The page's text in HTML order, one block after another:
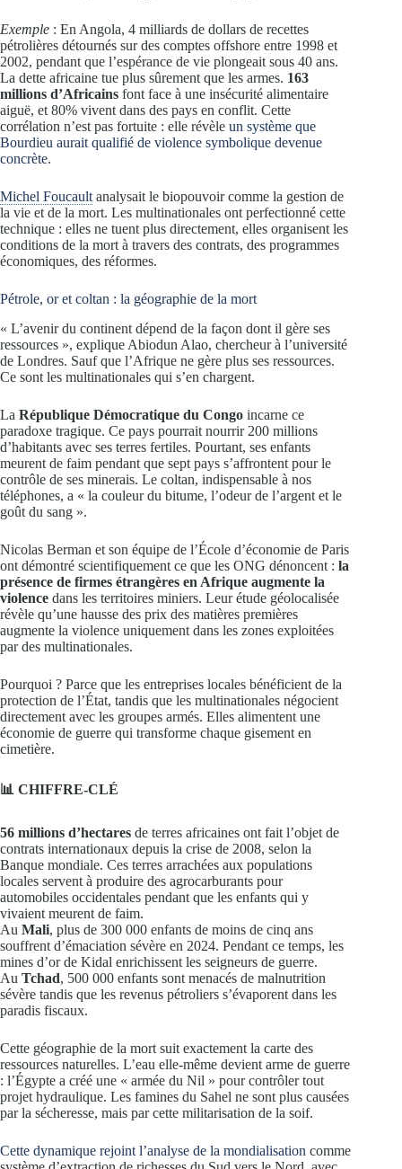
Exemple : En Angola, 4 milliards de dollars de recettes
pétrolières détournés sur des comptes offshore entre 1998 et
2002, pendant que l’espérance de vie plongeait sous 40 ans.
La dette africaine tue plus sûrement que les armes. 163
millions d’Africains font face à une insécurité alimentaire
aiguë, et 80% vivent dans des pays en conflit. Cette
corrélation n’est pas fortuite : elle révèle un système que
Bourdieu aurait qualifié de violence symbolique devenue
concrète.
Michel Foucault analysait le biopouvoir comme la gestion de
la vie et de la mort. Les multinationales ont perfectionné cette
technique : elles ne tuent plus directement, elles organisent les
conditions de la mort à travers des contrats, des programmes
économiques, des réformes.
Pétrole, or et coltan : la géographie de la mort
« L’avenir du continent dépend de la façon dont il gère ses
ressources », explique Abiodun Alao, chercheur à l’université
de Londres. Sauf que l’Afrique ne gère plus ses ressources.
Ce sont les multinationales qui s’en chargent.
La République Démocratique du Congo incarne ce
paradoxe tragique. Ce pays pourrait nourrir 200 millions
d’habitants avec ses terres fertiles. Pourtant, ses enfants
meurent de faim pendant que sept pays s’affrontent pour le
contrôle de ses minerais. Le coltan, indispensable à nos
téléphones, a « la couleur du bitume, l’odeur de l’argent et le
goût du sang ».
Nicolas Berman et son équipe de l’École d’économie de Paris
ont démontré scientifiquement ce que les ONG dénoncent : la
présence de firmes étrangères en Afrique augmente la
violence dans les territoires miniers. Leur étude géolocalisée
révèle qu’une hausse des prix des matières premières
augmente la violence uniquement dans les zones exploitées
par des multinationales.
Pourquoi ? Parce que les entreprises locales bénéficient de la
protection de l’État, tandis que les multinationales négocient
directement avec les groupes armés. Elles alimentent une
économie de guerre qui transforme chaque gisement en
cimetière.
📊 CHIFFRE-CLÉ
56 millions d’hectares de terres africaines ont fait l’objet de
contrats internationaux depuis la crise de 2008, selon la
Banque mondiale. Ces terres arrachées aux populations
locales servent à produire des agrocarburants pour
automobiles occidentales pendant que les enfants qui y
vivaient meurent de faim.
Au Mali, plus de 300 000 enfants de moins de cinq ans
souffrent d’émaciation sévère en 2024. Pendant ce temps, les
mines d’or de Kidal enrichissent les seigneurs de guerre.
Au Tchad, 500 000 enfants sont menacés de malnutrition
sévère tandis que les revenus pétroliers s’évaporent dans les
paradis fiscaux.
Cette géographie de la mort suit exactement la carte des
ressources naturelles. L’eau elle-même devient arme de guerre
: l’Égypte a créé une « armée du Nil » pour contrôler tout
projet hydraulique. Les famines du Sahel ne sont plus causées
par la sécheresse, mais par cette militarisation de la soif.
Cette dynamique rejoint l’analyse de la mondialisation comme